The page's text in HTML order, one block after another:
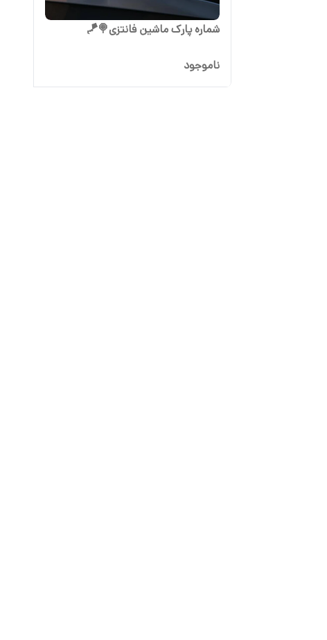
شماره پارک ماشین فانتزی🍭🪁
ناموجود